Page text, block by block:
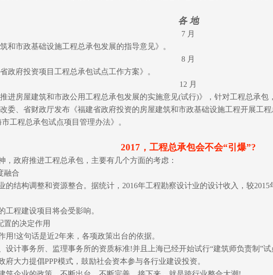
各 地
7 月
和市政基础设施工程总承包发展的指导意见》。
8 月
政府投资项目工程总承包试点工作方案》。
12 月
进房屋建筑和市政公用工程总承包发展的实施意见(试行)》，针对工程总承包
委、省财政厅发布《福建省政府投资的房屋建筑和市政基础设施工程开展工程
工程总承包试点项目管理办法》。
2017，工程总承包会不会“引爆”?
，政府推进工程总承包，主要有几个方面的考虑：
融合
的结构调整和资源整合。据统计，2016年工程勘察设计业的设计收入，较2015
工程建设项目将会受影响。
置的决定作用
用!这句话是近2年来，各项政策出台的依据。
设计事务所、监理事务所的资质标准!并且上海已经开始试行“建筑师负责制”试
府大力提倡PPP模式，鼓励社会资本参与各行业建设投资。